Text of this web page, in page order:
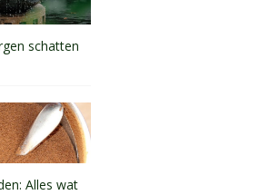
schatten
Alles wat